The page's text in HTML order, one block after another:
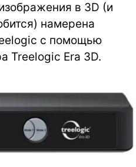
в 3D (и
намерена
с помощью
Treelogic Era 3D.